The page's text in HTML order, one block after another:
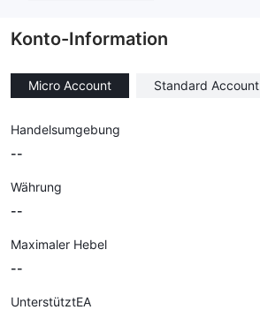
Konto-Information
Micro Account Standard Account
Handelsumgebung
--
Währung
--
Maximaler Hebel
--
UnterstütztEA